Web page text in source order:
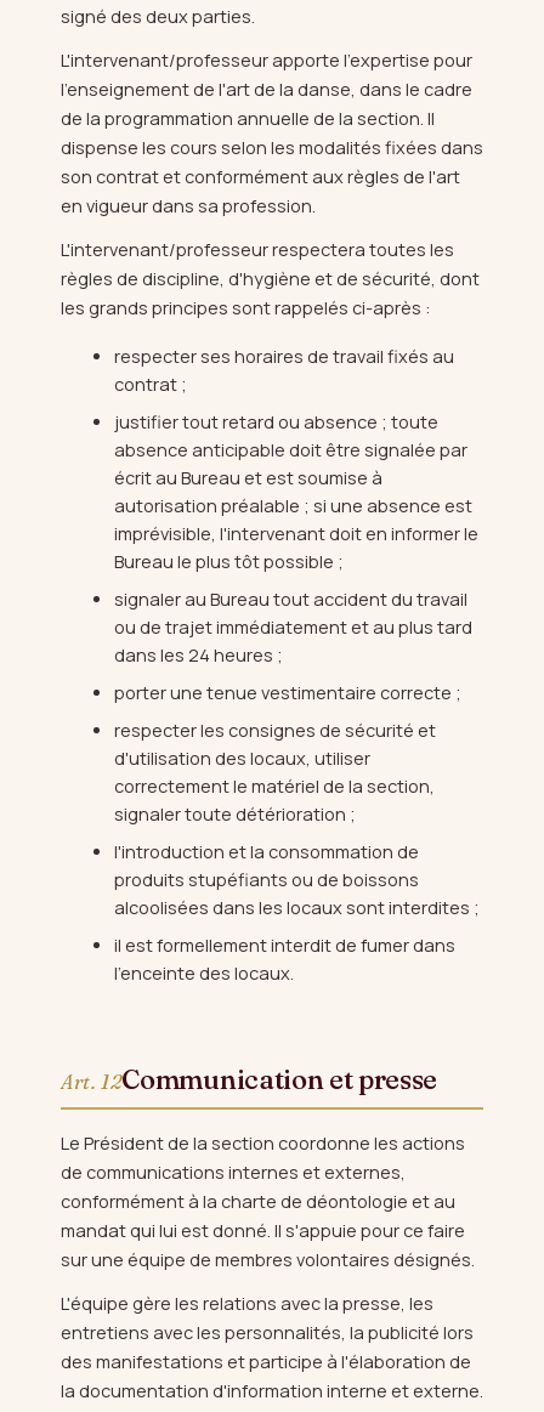
signé des deux parties.
L'intervenant/professeur apporte l'expertise pour
l'enseignement de l'art de la danse, dans le cadre
de la programmation annuelle de la section. Il
dispense les cours selon les modalités fixées dans
son contrat et conformément aux règles de l'art
en vigueur dans sa profession.
L'intervenant/professeur respectera toutes les
règles de discipline, d'hygiène et de sécurité, dont
les grands principes sont rappelés ci-après :
respecter ses horaires de travail fixés au
contrat ;
justifier tout retard ou absence ; toute
absence anticipable doit être signalée par
écrit au Bureau et est soumise à
autorisation préalable ; si une absence est
imprévisible, l'intervenant doit en informer le
Bureau le plus tôt possible ;
signaler au Bureau tout accident du travail
ou de trajet immédiatement et au plus tard
dans les 24 heures ;
porter une tenue vestimentaire correcte ;
respecter les consignes de sécurité et
d'utilisation des locaux, utiliser
correctement le matériel de la section,
signaler toute détérioration ;
l'introduction et la consommation de
produits stupéfiants ou de boissons
alcoolisées dans les locaux sont interdites ;
il est formellement interdit de fumer dans
l'enceinte des locaux.
Art. 12Communication et presse
Le Président de la section coordonne les actions
de communications internes et externes,
conformément à la charte de déontologie et au
mandat qui lui est donné. Il s'appuie pour ce faire
sur une équipe de membres volontaires désignés.
L'équipe gère les relations avec la presse, les
entretiens avec les personnalités, la publicité lors
des manifestations et participe à l'élaboration de
la documentation d'information interne et externe.